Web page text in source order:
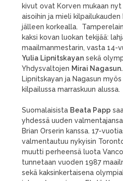
kivut ovat Korven mukaan
aisoihin ja mieli
jälleen korkealla.
kaksi kovan luokan tekijää:
maailmanmestarin, vasta 14-
Yulia Lipnitskayan sekä
Yhdysvaltojen Mirai Nagasun.
Lipnitskayan ja Nagasun myös
kilpailussa marraskuun alussa.
Suomalaisista Beata Papp
yhdessä uuden
Brian Orserin kanssa. 17-
valmentautuu nykyisin
muutti perheensä luota
tunnetaan vuoden 1987
sekä kaksinkertaisena